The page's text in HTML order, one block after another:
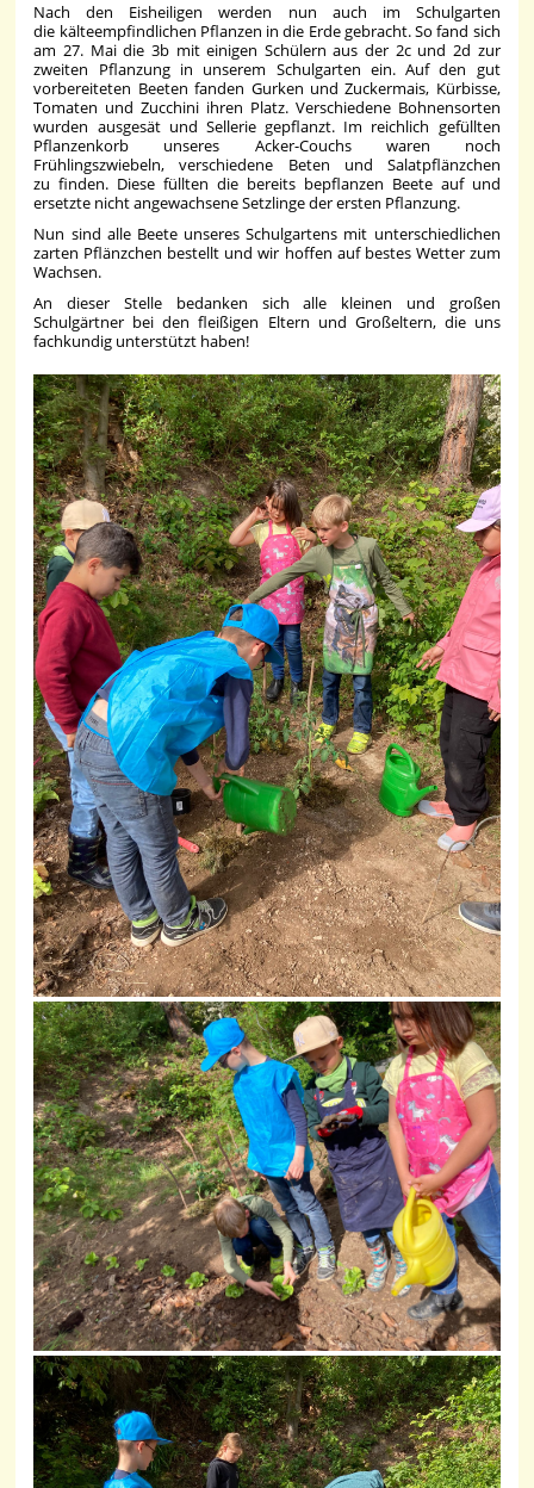
Nach den Eisheiligen werden nun auch im Schulgarten
die kälteempfindlichen Pflanzen in die Erde gebracht. So fand sich
am 27. Mai die 3b mit einigen Schülern aus der 2c und 2d zur
zweiten Pflanzung in unserem Schulgarten ein. Auf den gut
vorbereiteten Beeten fanden Gurken und Zuckermais, Kürbisse,
Tomaten und Zucchini ihren Platz. Verschiedene Bohnensorten
wurden ausgesät und Sellerie gepflanzt. Im reichlich gefüllten
Pflanzenkorb unseres Acker-Couchs waren noch
Frühlingszwiebeln, verschiedene Beten und Salatpflänzchen
zu finden. Diese füllten die bereits bepflanzen Beete auf und
ersetzte nicht angewachsene Setzlinge der ersten Pflanzung.
Nun sind alle Beete unseres Schulgartens mit unterschiedlichen
zarten Pflänzchen bestellt und wir hoffen auf bestes Wetter zum
Wachsen.
An dieser Stelle bedanken sich alle kleinen und großen
Schulgärtner bei den fleißigen Eltern und Großeltern, die uns
fachkundig unterstützt haben!